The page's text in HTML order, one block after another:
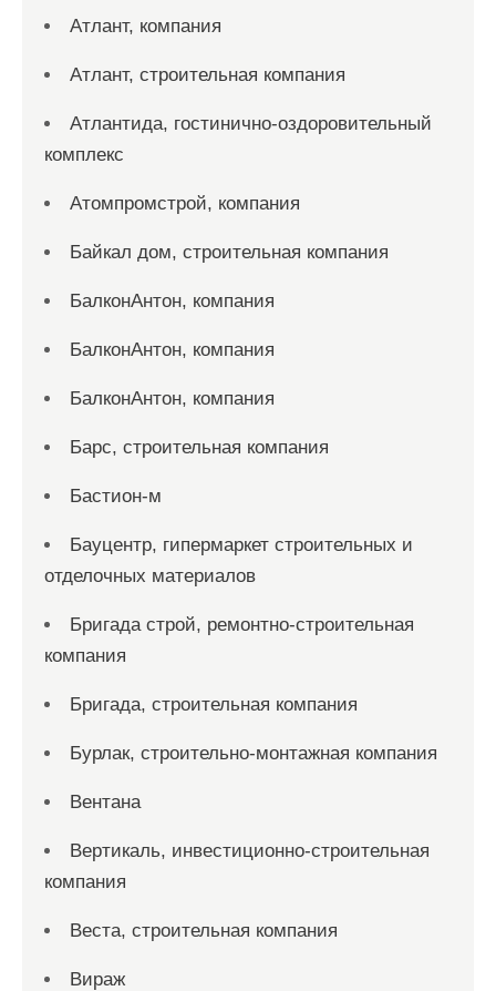
Атлант, компания
Атлант, строительная компания
Атлантида, гостинично-оздоровительный
комплекс
Атомпромстрой, компания
Байкал дом, строительная компания
БалконАнтон, компания
БалконАнтон, компания
БалконАнтон, компания
Барс, строительная компания
Бастион-м
Бауцентр, гипермаркет строительных и
отделочных материалов
Бригада строй, ремонтно-строительная
компания
Бригада, строительная компания
Бурлак, строительно-монтажная компания
Вентана
Вертикаль, инвестиционно-строительная
компания
Веста, строительная компания
Вираж